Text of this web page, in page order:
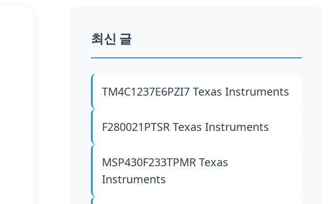
최신 글
TM4C1237E6PZI7Texas Instruments
F280021PTSRTexas Instruments
MSP430F233TPMRTexas
Instruments